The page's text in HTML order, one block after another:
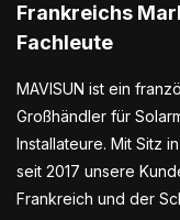
Frankreichs
Fachleute
MAVISUN ist ein
Großhändler für
Installateure. Mit Sitz
seit 2017 unsere
Frankreich und der